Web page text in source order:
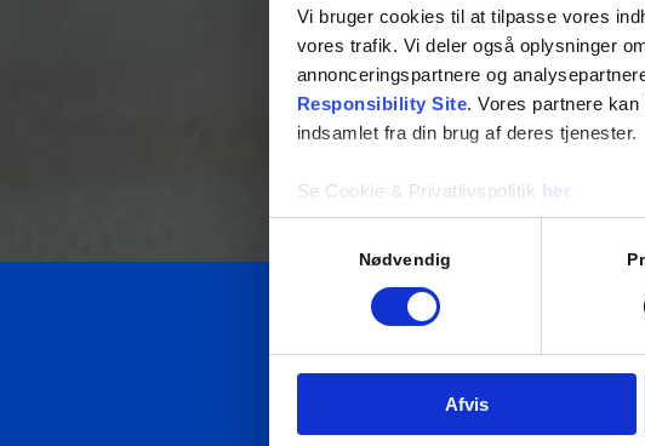
Vi bruger cookies til at tilpasse vores
vores trafik. Vi deler også oplysninger
annonceringspartnere og
Responsibility Site. Vores partnere
indsamlet fra din brug af deres tjenester.
Se Cookie & Privatlivspolitik her
Nødvendig
Afvis
Udendørs